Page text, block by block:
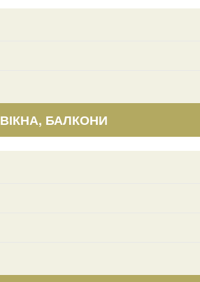
ВІКНА, БАЛКОНИ